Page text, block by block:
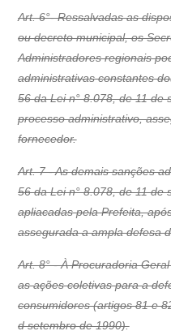
Art. 6°- Ressalvadas as
ou decreto municipal, os
Administradores regionais
administrativas constantes
56 da Lei n° 8.078, de 11 de
processo administrativo,
fornecedor.
Art. 7 - As demais sanções
56 da Lei n° 8.078, de 11 de
apliacadas pela Prefeita,
assegurada a ampla defesa
Art. 8° - À Procuradoria
as ações coletivas para a
consumidores (artigos 81 e
d setembro de 1990).